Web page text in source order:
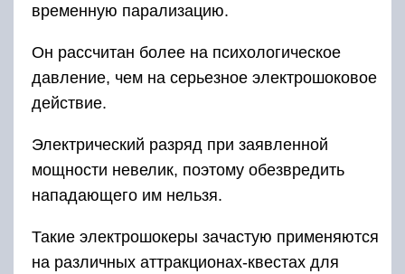
временную парализацию.
Он рассчитан более на психологическое
давление, чем на серьезное электрошоковое
действие.
Электрический разряд при заявленной
мощности невелик, поэтому обезвредить
нападающего им нельзя.
Такие электрошокеры зачастую применяются
на различных аттракционах-квестах для